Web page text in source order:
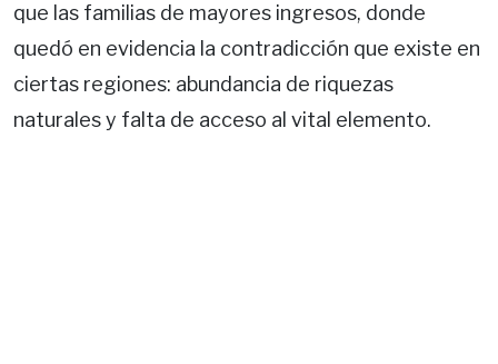
que las familias de mayores ingresos, donde
quedó en evidencia la contradicción que existe en
ciertas regiones: abundancia de riquezas
naturales y falta de acceso al vital elemento.